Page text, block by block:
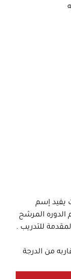
يفيد إسم
الدوره المرشح
للتدريب .
من الدرجة